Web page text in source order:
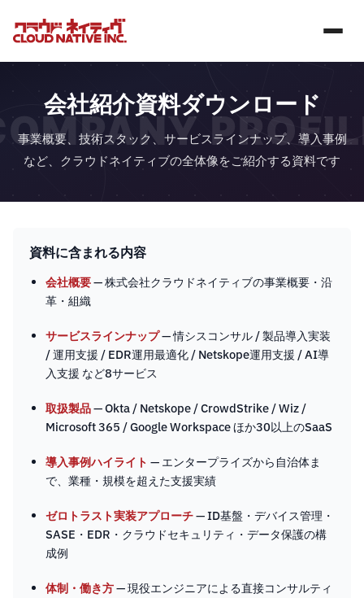
会社紹介資料ダウンロード
事業概要、技術スタック、サービスラインナップ、導入事例
など、クラウドネイティブの全体像をご紹介する資料です
資料に含まれる内容
会社概要— 株式会社クラウドネイティブの事業概要・沿
革・組織
サービスラインナップ— 情シスコンサル / 製品導入実装
/ 運用支援 / EDR運用最適化 / Netskope運用支援 / AI導
入支援 など8サービス
取扱製品— Okta / Netskope / CrowdStrike / Wiz /
Microsoft 365 / Google Workspace ほか30以上のSaaS
導入事例ハイライト — エンタープライズから自治体ま
で、業種・規模を超えた支援実績
ゼロトラスト実装アプローチ— ID基盤・デバイス管理・
SASE・EDR・クラウドセキュリティ・データ保護の構
成例
体制・働き方— 現役エンジニアによる直接コンサルティ